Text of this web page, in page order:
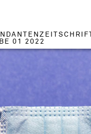
01 2022